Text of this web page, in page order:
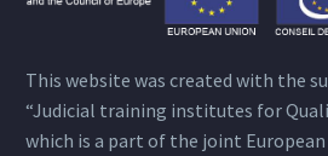
This website was created with the
“Judicial training institutes for
which is a part of the joint